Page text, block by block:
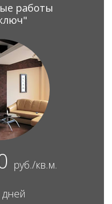
работы
руб./кв.м.
дней